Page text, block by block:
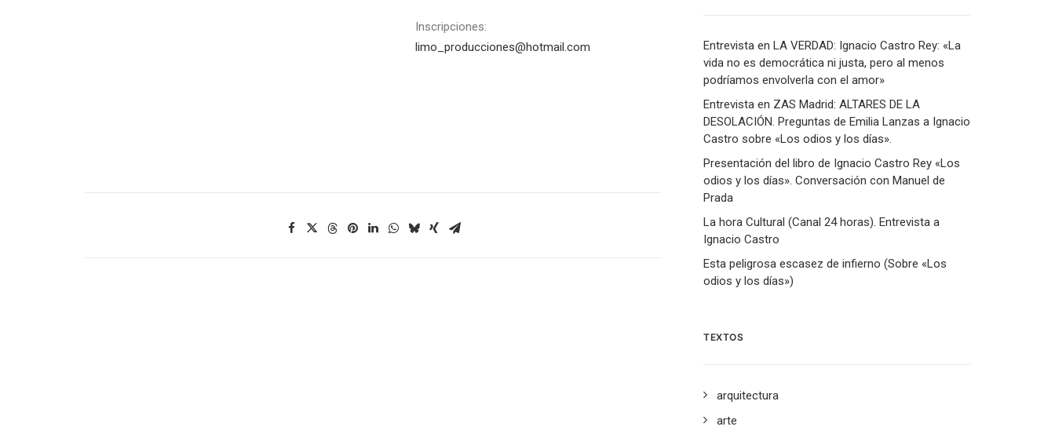
Inscripciones:
limo_producciones@hotmail.com
Entrevista en LA VERDAD: Ignacio Castro Rey: «La
vida no es democrática ni justa, pero al menos
podríamos envolverla con el amor»
Entrevista en ZAS Madrid: ALTARES DE LA
DESOLACIÓN. Preguntas de Emilia Lanzas a Ignacio
Castro sobre «Los odios y los días».
Presentación del libro de Ignacio Castro Rey «Los
odios y los días». Conversación con Manuel de
Prada
La hora Cultural (Canal 24 horas). Entrevista a
Ignacio Castro
Esta peligrosa escasez de infierno (Sobre «Los
odios y los días»)
TEXTOS
arquitectura
arte